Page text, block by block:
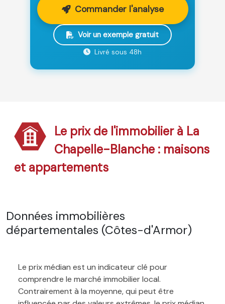
Commander l'analyse
Voir un exemple gratuit
Livré sous 48h
Le prix de l'immobilier à La
Chapelle-Blanche : maisons
et appartements
Données immobilières
départementales (Côtes-d'Armor)
Le prix médian est un indicateur clé pour
comprendre le marché immobilier local.
Contrairement à la moyenne, qui peut être